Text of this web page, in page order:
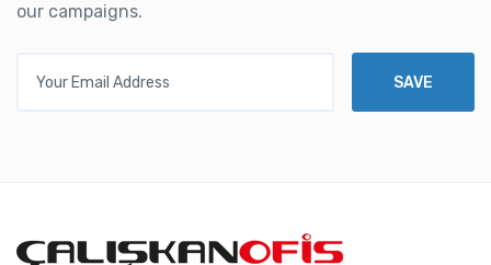
our campaigns.
SAVE